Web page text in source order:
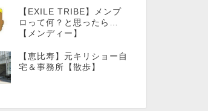
【EXILE TRIBE】メンプ
ロって何？と思ったら…
【メンディー】
【恵比寿】元キリショー自
宅＆事務所【散歩】